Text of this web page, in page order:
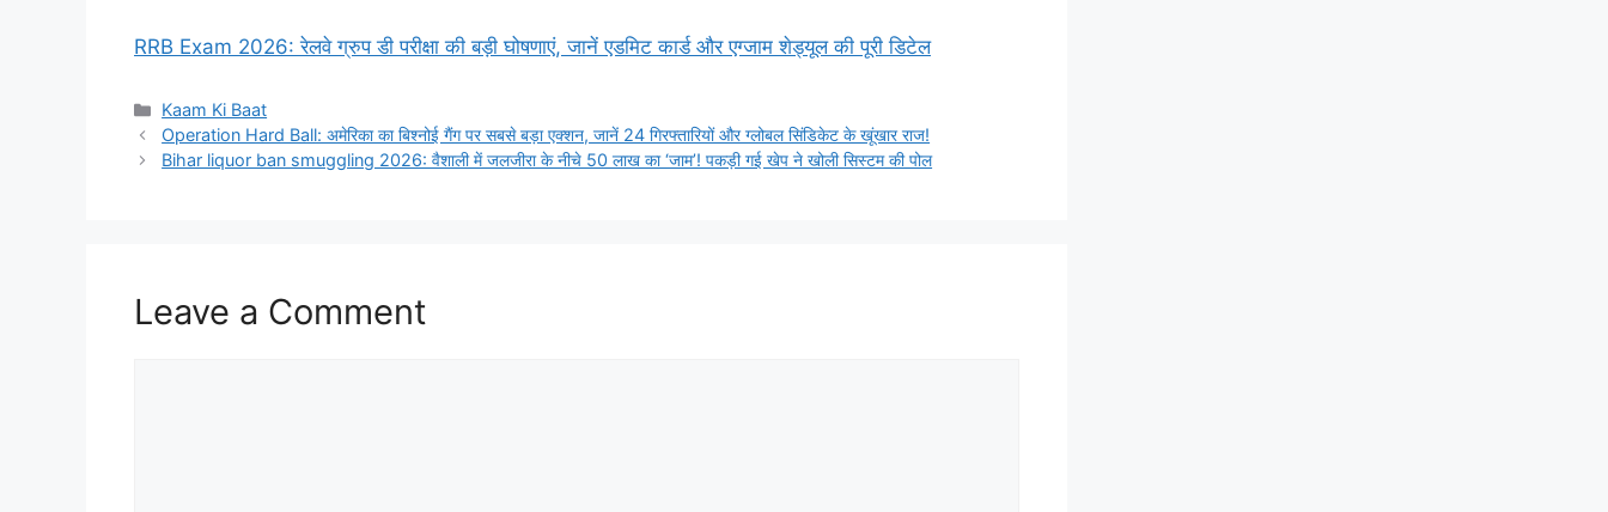
RRB Exam 2026: रेलवे ग्रुप डी परीक्षा की बड़ी घोषणाएं, जानें एडमिट कार्ड और एग्जाम शेड्यूल की पूरी डिटेल
Categories
Kaam Ki Baat
Operation Hard Ball: अमेरिका का बिश्नोई गैंग पर सबसे बड़ा एक्शन, जानें 24 गिरफ्तारियों और ग्लोबल सिंडिकेट के खूंखार राज!
Bihar liquor ban smuggling 2026: वैशाली में जलजीरा के नीचे 50 लाख का ‘जाम’! पकड़ी गई खेप ने खोली सिस्टम की पोल
Leave a Comment